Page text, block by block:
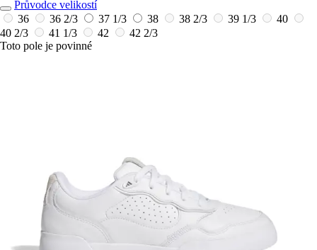
Průvodce velikostí
36
36 2/3 37 1/3 38 38 2/3 39 1/3
40
40 2/3
41 1/3 42
42 2/3
Toto pole je povinné